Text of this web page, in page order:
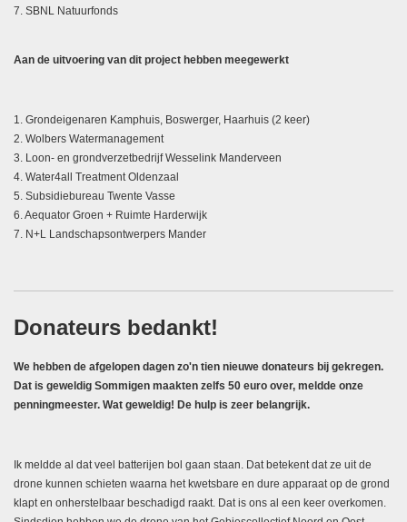
7. SBNL Natuurfonds
Aan de uitvoering van dit project hebben meegewerkt
1. Grondeigenaren Kamphuis, Boswerger, Haarhuis (2 keer)
2. Wolbers Watermanagement
3. Loon- en grondverzetbedrijf Wesselink Manderveen
4. Water4all Treatment Oldenzaal
5. Subsidiebureau Twente Vasse
6. Aequator Groen + Ruimte Harderwijk
7. N+L Landschapsontwerpers Mander
Donateurs bedankt!
We hebben de afgelopen dagen zo'n tien nieuwe donateurs bij gekregen.
Dat is geweldig Sommigen maakten zelfs 50 euro over, meldde onze
penningmeester. Wat geweldig! De hulp is zeer belangrijk.
Ik meldde al dat veel batterijen bol gaan staan. Dat betekent dat ze uit de
drone kunnen schieten waarna het kwetsbare en dure apparaat op de grond
klapt en onherstelbaar beschadigd raakt. Dat is ons al een keer overkomen.